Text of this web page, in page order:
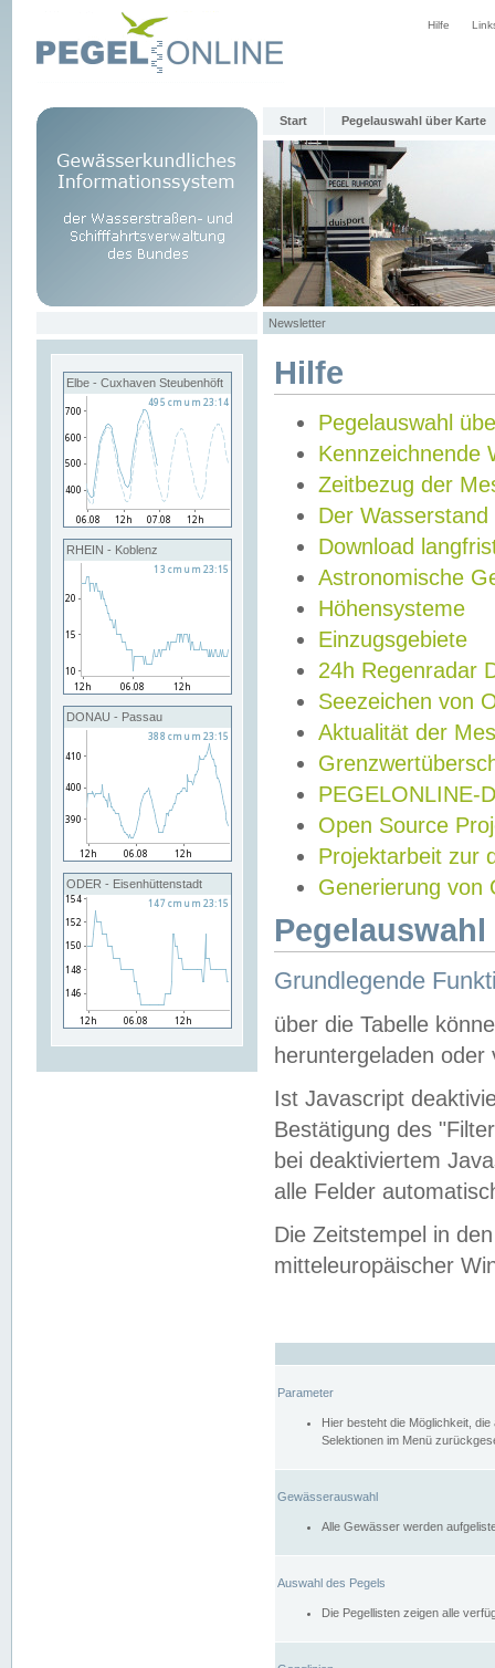
Hilfe
Start Pegelauswahl über Karte
Newsletter
Elbe - Cuxhaven Steubenhöft
RHEIN - Koblenz
DONAU - Passau
ODER - Eisenhüttenstadt
Hilfe
Pegelauswahl
Kennzeichnende
Zeitbezug der
Der Wasserstand
Download
Astronomische
Höhensysteme
Einzugsgebiete
24h Regenradar
Seezeichen von
Aktualität der
PEGELONLINE-
Open Source
Projektarbeit zur
Generierung von
Grundlegende
über die Tabelle
heruntergeladen oder
Ist Javascript
Bestätigung des
bei deaktiviertem
alle Felder
Die Zeitstempel in
mitteleuropäischer
Parameter
Hier besteht die Möglichkeit,
Selektionen im Menü
Gewässerauswahl
Alle Gewässer werden
Auswahl des Pegels
Die Pegellisten zeigen alle